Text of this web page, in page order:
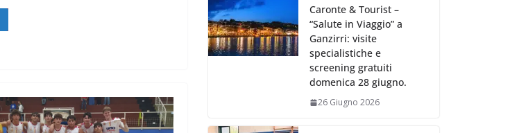
Caronte & Tourist –
“Salute in Viaggio” a
Ganzirri: visite
specialistiche e
screening gratuiti
domenica 28 giugno.
26 Giugno 2026